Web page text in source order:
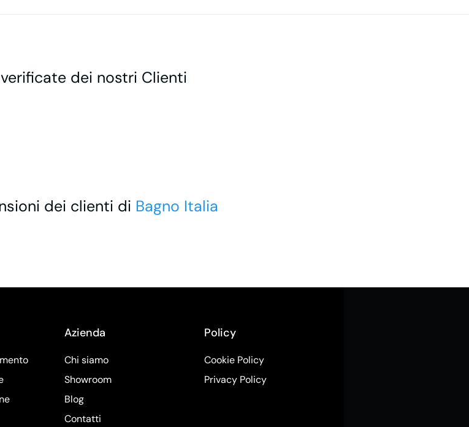
dei nostri Clienti
dei clienti di Bagno Italia
Azienda
Chi siamo
Showroom
Blog
Contatti
Policy
Cookie Policy
Privacy Policy